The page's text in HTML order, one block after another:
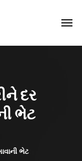
દર
ભેટ
ભેટ